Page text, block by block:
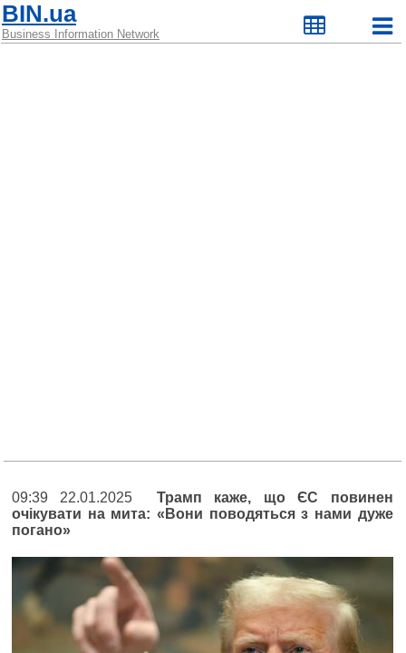
BIN.ua
Business Information Network
09:39 22.01.2025Трамп каже, що ЄС повинен
очікувати на мита: «Вони поводяться з нами дуже
погано»